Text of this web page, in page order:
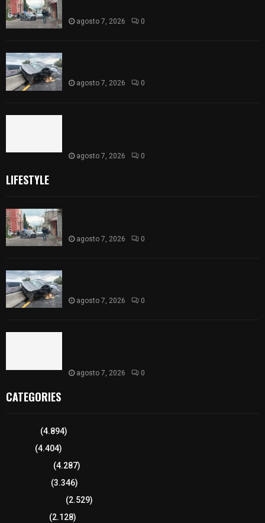
agosto 7, 2026 0
agosto 7, 2026 0
agosto 7, 2026 0
LIFESTYLE
agosto 7, 2026 0
agosto 7, 2026 0
agosto 7, 2026 0
CATEGORIES
(4.894)
(4.404)
(4.287)
(3.346)
(2.529)
(2.128)